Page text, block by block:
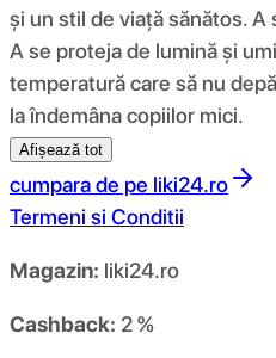
și un stil de viață sănătos.
A se proteja de lumină și
temperatură care să nu
la îndemâna copiilor mici.
Afișează tot
cumpara de pe liki24.ro
Termeni si Conditii
Magazin: liki24.ro
Cashback: 2 %